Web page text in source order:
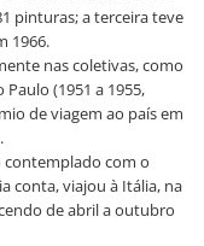
pinturas; a terceira teve
1966.
nas coletivas, como
Paulo (1951 a 1955,
de viagem ao país em
contemplado com o
conta, viajou à Itália, na
de abril a outubro